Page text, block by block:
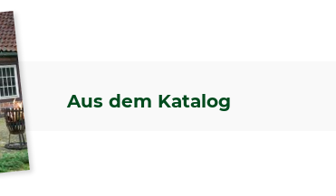
Aus dem Katalog